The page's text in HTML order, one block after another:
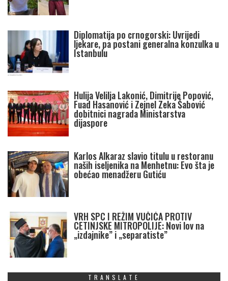
Diplomatija po crnogorski: Uvrijedi
ljekare, pa postani generalna konzulka u
Istanbulu
Hulija Velilja Lakonić, Dimitrije Popović,
Fuad Hasanović i Zejnel Zeka Šabović
dobitnici nagrada Ministarstva
dijaspore
Karlos Alkaraz slavio titulu u restoranu
naših iseljenika na Menhetnu: Evo šta je
obećao menadžeru Gutiću
VRH SPC I REŽIM VUČIĆA PROTIV
CETINJSKE MITROPOLIJE: Novi lov na
„izdajnike” i „separatiste”
TRANSLATE